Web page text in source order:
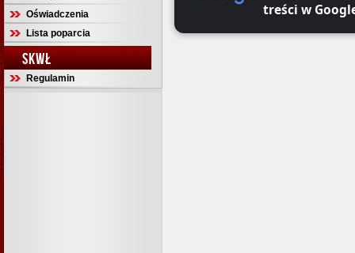
Oświadczenia
Lista poparcia
SKWŁ
Regulamin
treści w